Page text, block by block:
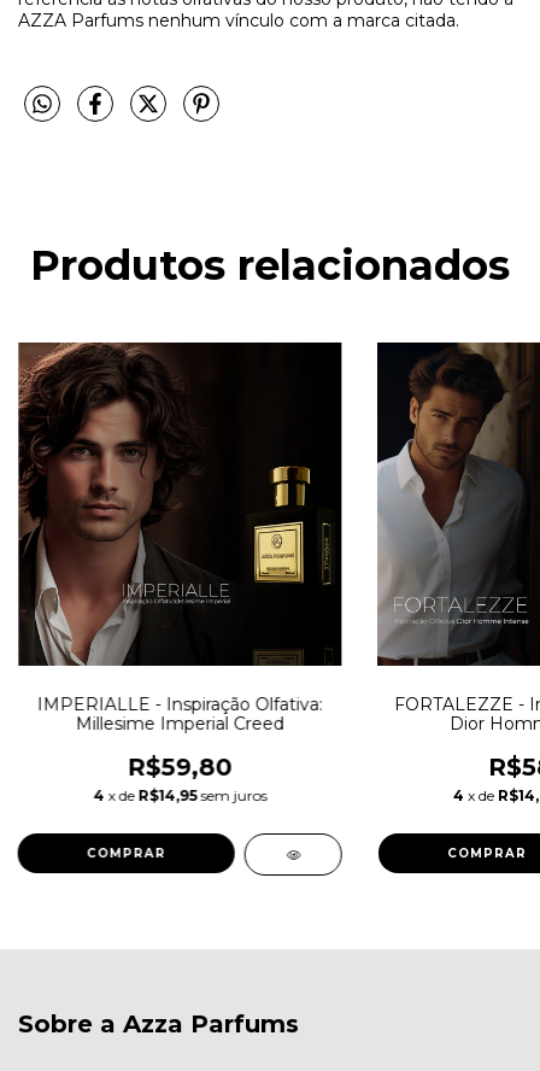
AZZA Parfums nenhum vínculo com a marca citada.
Produtos relacionados
IMPERIALLE - Inspiração Olfativa:
Millesime Imperial Creed
R$59,80
4 x de R$14,95 sem juros
COMPRAR
FORTALEZZE -
Dior
4 x de
COMPRAR
Sobre a Azza Parfums